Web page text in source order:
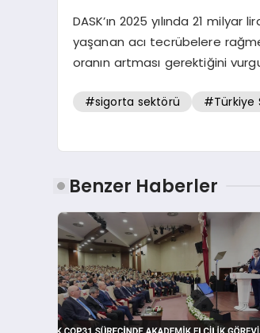
DASK’ın 2025 yılında 21
yaşanan acı tecrübelere
oranın artması gerektiğini
#sigorta sektörü #Türkiye
Benzer Haberler